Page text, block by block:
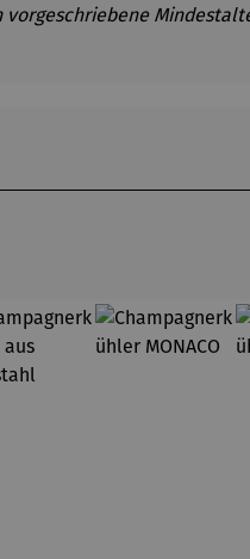
vorgeschriebene